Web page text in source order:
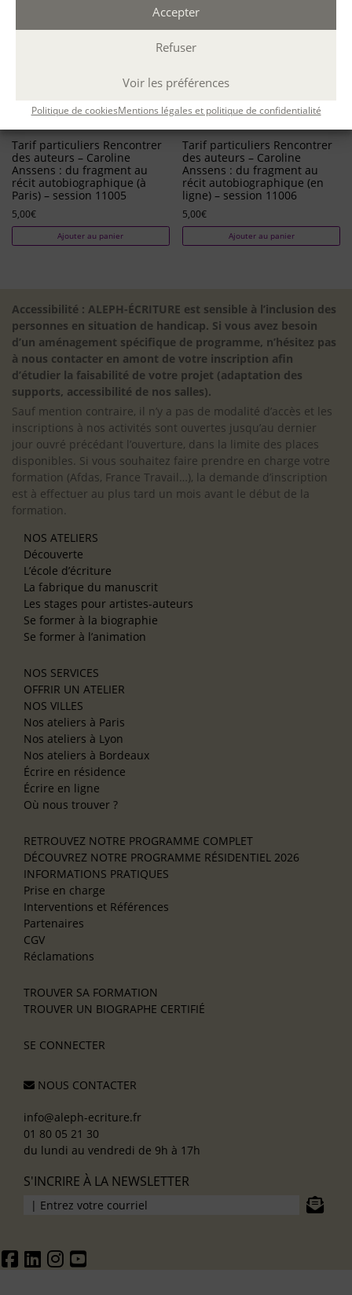
Accepter
Refuser
Voir les préférences
Politique de cookiesMentions légales et politique de confidentialité
Tarif particuliers Rencontrer
des auteurs – Caroline
Anssens : du fragment au
récit autobiographique (à
Paris) – session 11005
5,00€
Ajouter au panier
Tarif particuliers Rencontrer
des auteurs – Caroline
Anssens : du fragment au
récit autobiographique (en
ligne) – session 11006
5,00€
Ajouter au panier
Accessibilité : ALEPH-ÉCRITURE est sensible à l’inclusion des
personnes en situation de handicap. Si vous avez besoin
d’un aménagement spécifique de programme, n’hésitez pas
à nous contacter en amont de votre inscription afin
d’étudier la faisabilité de votre projet (adaptation des
supports, accessibilité de nos salles).
Sauf mention contraire, il n’y a pas de modalité d’accès et les
inscriptions à nos activités sont ouvertes jusqu’au dernier
jour ouvré précédant l’ouverture, dans la limite des places
disponibles. Si vous souhaitez faire prendre en charge votre
formation (Afdas, France Travail…), la demande d’inscription
est à effectuer au plus tard un mois avant le début de la
formation.
NOS ATELIERS
Découverte
L’école d’écriture
La fabrique du manuscrit
Les stages pour artistes-auteurs
Se former à la biographie
Se former à l’animation
NOS SERVICES
OFFRIR UN ATELIER
NOS VILLES
Nos ateliers à Paris
Nos ateliers à Lyon
Nos ateliers à Bordeaux
Écrire en résidence
Écrire en ligne
Où nous trouver ?
RETROUVEZ NOTRE PROGRAMME COMPLET
DÉCOUVREZ NOTRE PROGRAMME RÉSIDENTIEL 2026
INFORMATIONS PRATIQUES
Prise en charge
Interventions et Références
Partenaires
CGV
Réclamations
TROUVER SA FORMATION
TROUVER UN BIOGRAPHE CERTIFIÉ
SE CONNECTER
NOUS CONTACTER
info@aleph-ecriture.fr
01 80 05 21 30
du lundi au vendredi de 9h à 17h
S'INCRIRE À LA NEWSLETTER